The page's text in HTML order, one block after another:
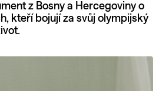
z Bosny a Hercegoviny o
kteří bojují za svůj olympijský